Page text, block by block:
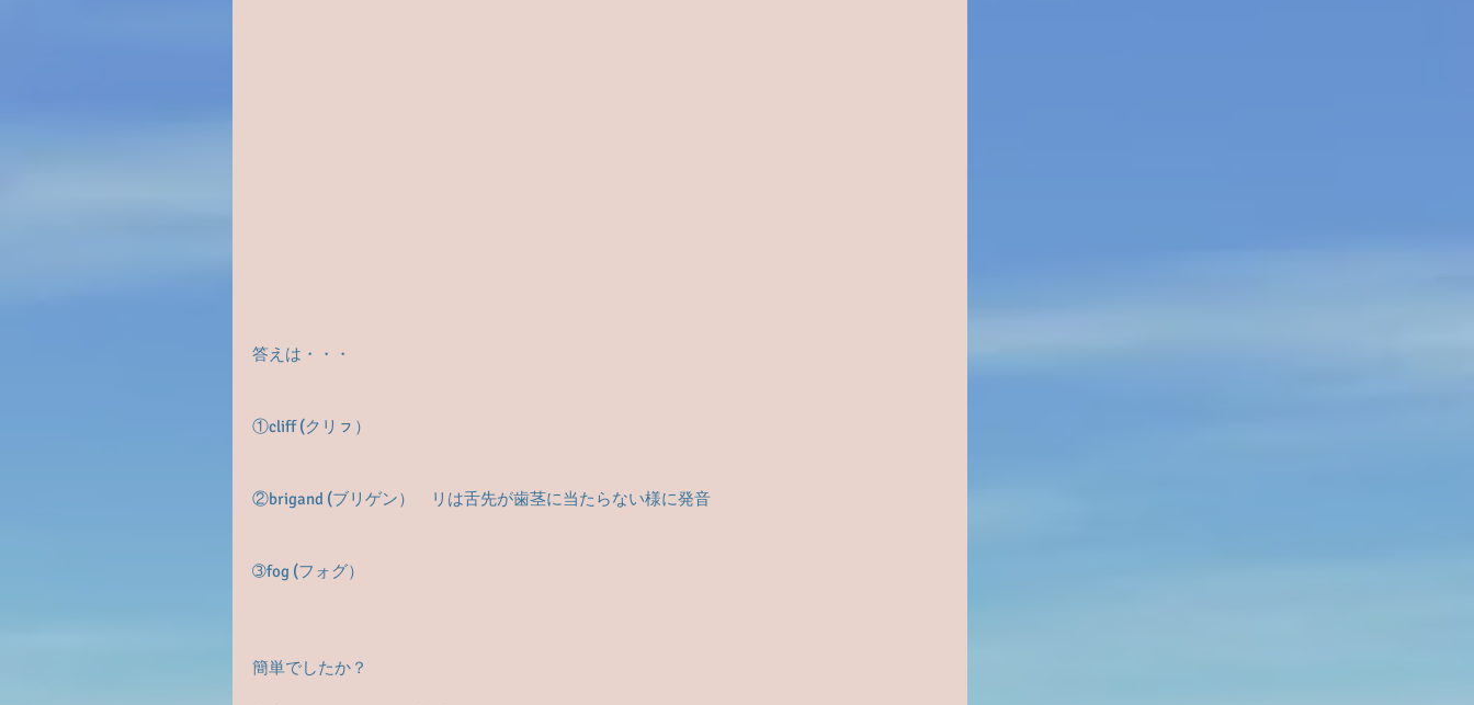
答えは・・・
①cliff (クリㇷ）
②brigand (ブリゲン）　リは舌先が歯茎に当たらない様に発音
➂fog (フォグ）
簡単でしたか？